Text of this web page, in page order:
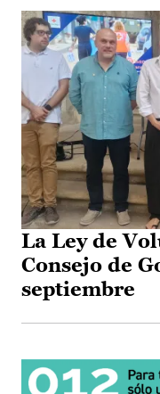
La Ley de
Consejo de
septiembre